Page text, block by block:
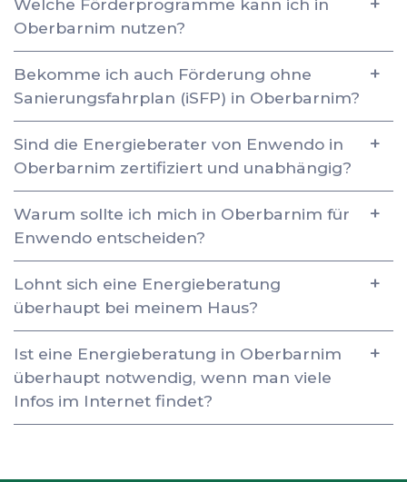
Welche Förderprogramme kann ich in
Oberbarnim nutzen?
Bekomme ich auch Förderung ohne
Sanierungsfahrplan (iSFP) in Oberbarnim?
Sind die Energieberater von Enwendo in
Oberbarnim zertifiziert und unabhängig?
Warum sollte ich mich in Oberbarnim für
Enwendo entscheiden?
Lohnt sich eine Energieberatung
überhaupt bei meinem Haus?
Ist eine Energieberatung in Oberbarnim
überhaupt notwendig, wenn man viele
Infos im Internet findet?